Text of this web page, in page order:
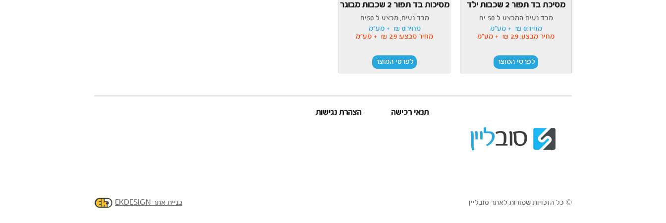
מסיכת בד תפור 2 שכבות ילד
מבד נעים המבצע ל 50 יח
מחיר:0 ₪ + מע"מ
מחיר מבצע: 2.9 ₪ + מע"מ
לפרטי המוצר
מסיכות בד תפור 2 שכבות מבוגר
מבד נעים, מבצע ל 50יח
מחיר:0 ₪ + מע"מ
מחיר מבצע: 2.9 ₪ + מע"מ
לפרטי המוצר
תנאי רכישה הצהרת נגישות
© כל הזכויות שמורות לאתר סובליין בניית אתר EKDESIGN